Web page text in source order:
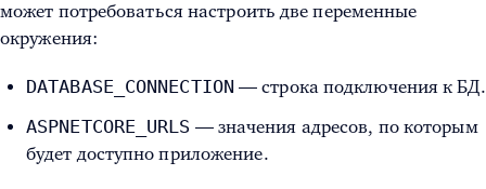
может потребоваться настроить две переменные
окружения:
DATABASE_CONNECTION — строка подключения к БД.
ASPNETCORE_URLS — значения адресов, по которым
будет доступно приложение.